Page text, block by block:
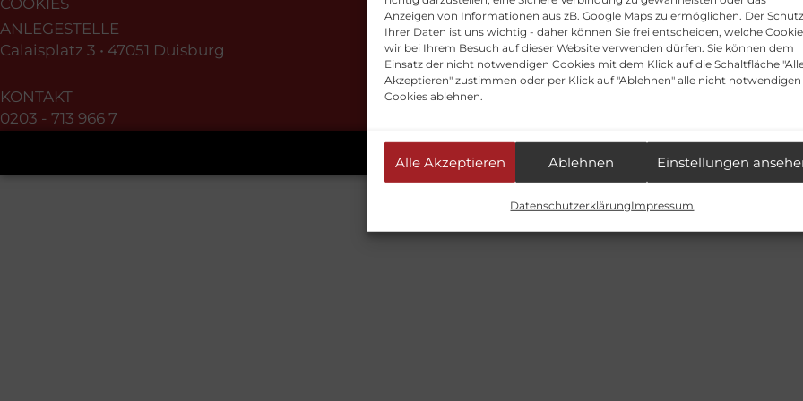
Anzeigen von Informationen aus zB. Google Maps zu ermöglichen. Der Schutz
Ihrer Daten ist uns wichtig - daher können Sie frei entscheiden, welche
wir bei Ihrem Besuch auf dieser Website verwenden dürfen. Sie können dem
Einsatz der nicht notwendigen Cookies mit dem Klick auf die Schaltfläche
Akzeptieren" zustimmen oder per Klick auf "Ablehnen" alle nicht notwendigen
Cookies ablehnen.
Alle Akzeptieren Ablehnen Einstellungen
DatenschutzerklärungImpressum
COOKIES
ANLEGESTELLE
Calaisplatz 3 • 47051 Duisburg
KONTAKT
0203 - 713 966 7
powered by
nicht mit Fragen zum Niedrigwasser an. Wir fahren
nach Fahrplan. Wenn es zu Ausfällen kommen sollte,
wird es hier auf unserer Homepage stehen. Mit
freundlichen Grüßen Team WEISSE FLOTTE Duisburg
Schließen